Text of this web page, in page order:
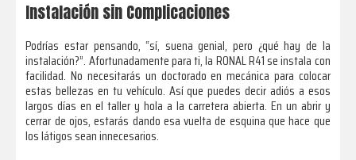
Instalación sin Complicaciones
Podrías estar pensando, “sí, suena genial, pero ¿qué hay de la
instalación?”. Afortunadamente para ti, la RONAL R41 se instala con
facilidad. No necesitarás un doctorado en mecánica para colocar
estas bellezas en tu vehículo. Así que puedes decir adiós a esos
largos días en el taller y hola a la carretera abierta. En un abrir y
cerrar de ojos, estarás dando esa vuelta de esquina que hace que
los látigos sean innecesarios.